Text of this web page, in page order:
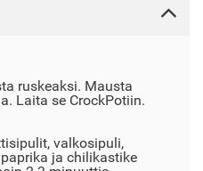
ruskeaksi. Mausta
Laita se CrockPotiin.
valkosipuli,
ja chilikastike